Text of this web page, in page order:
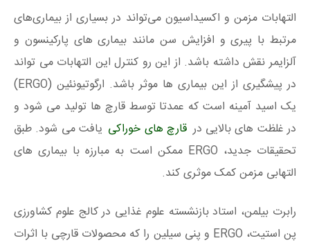
التهابات مزمن و اکسیداسیون می‌تواند در بسیاری از بیماری‌های
مرتبط با پیری و افزایش سن مانند بیماری های پارکینسون و
آلزایمر نقش داشته باشد. از این رو کنترل این التهابات می تواند
در پیشگیری از این بیماری ها موثر باشد. ارگوتیونئین (ERGO)
یک اسید آمینه است که عمدتا توسط قارچ ها تولید می شود و
در غلظت های بالایی در قارچ های خوراکی یافت می شود. طبق
تحقیقات جدید، ERGO ممکن است به مبارزه با بیماری های
التهابی مزمن کمک موثری کند.
رابرت بیلمن، استاد بازنشسته علوم غذایی در کالج علوم کشاورزی
پن استیت، ERGO و پنی سیلین را که محصولات قارچی با اثرات